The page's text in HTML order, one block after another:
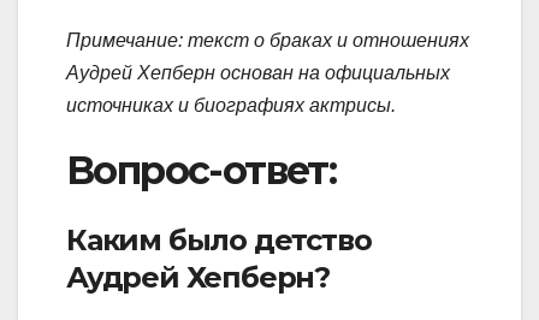
Примечание: текст о браках и отношениях
Аудрей Хепберн основан на официальных
источниках и биографиях актрисы.
Вопрос-ответ:
Каким было детство
Аудрей Хепберн?